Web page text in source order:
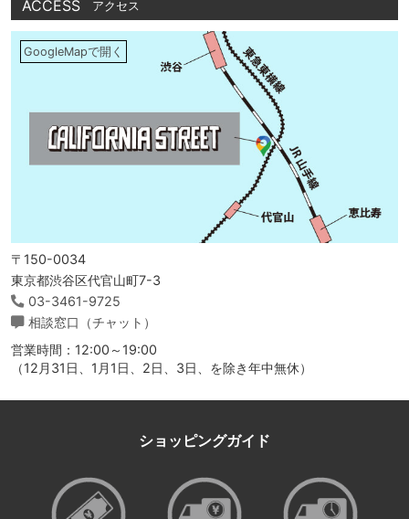
ACCESS アクセス
GoogleMapで開く
〒150-0034
東京都渋谷区代官山町7-3
03-3461-9725
相談窓口（チャット）
営業時間：12:00～19:00
（12月31日、1月1日、2日、3日、を除き年中無休）
ショッピングガイド